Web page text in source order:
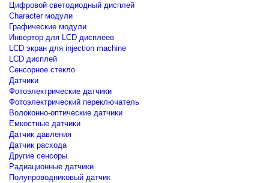
Цифровой светодиодный дисплей
Сharacter модули
Графические модули
Инвертор для LCD дисплеев
LCD экран для injection machine
LCD дисплей
Сенсорное стекло
Датчики
Фотоэлектрические датчики
Фотоэлектрический переключатель
Волоконно-оптические датчики
Емкостные датчики
Датчик давления
Датчик расхода
Другие сенсоры
Радиационные датчики
Полупроводниковый датчик